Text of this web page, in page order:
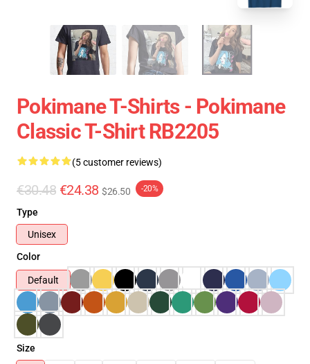
Pokimane T-Shirts - Pokimane
Classic T-Shirt RB2205
(5 customer reviews)
€30.48 €24.38 $26.50 -20%
Type
Unisex
Color
Default
Size